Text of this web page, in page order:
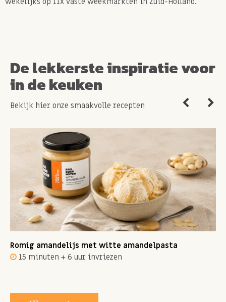
De lekkerste inspiratie voor
in de keuken
Bekijk hier onze smaakvolle recepten
Romig amandelijs met witte amandelpasta
15 minuten + 6 uur invriezen